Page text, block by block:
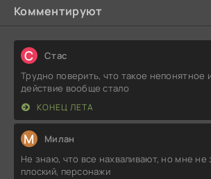
Комментируют
С Стас
Трудно поверить, что такое непонятное
действие вообще стало
КОНЕЦ ЛЕТА
М Милан
Не знаю, что все нахваливают, но мне
плоский, персонажи